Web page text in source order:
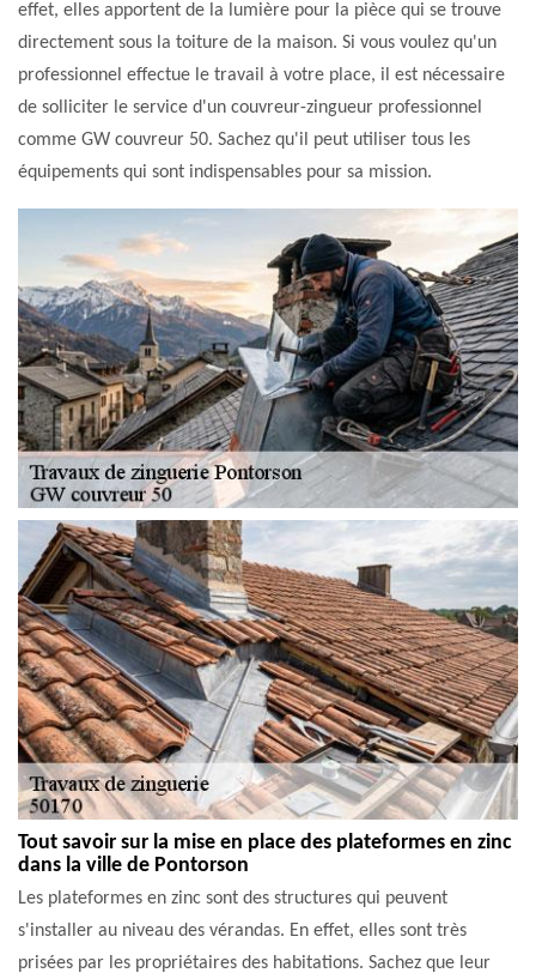
effet, elles apportent de la lumière pour la pièce qui se trouve
directement sous la toiture de la maison. Si vous voulez qu'un
professionnel effectue le travail à votre place, il est nécessaire
de solliciter le service d'un couvreur-zingueur professionnel
comme GW couvreur 50. Sachez qu'il peut utiliser tous les
équipements qui sont indispensables pour sa mission.
Tout savoir sur la mise en place des plateformes en zinc
dans la ville de Pontorson
Les plateformes en zinc sont des structures qui peuvent
s'installer au niveau des vérandas. En effet, elles sont très
prisées par les propriétaires des habitations. Sachez que leur